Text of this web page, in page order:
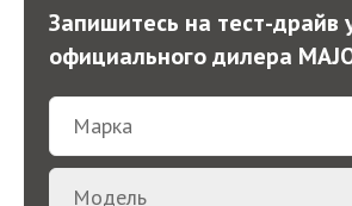
Запишитесь на тест-драйв
официального дилера